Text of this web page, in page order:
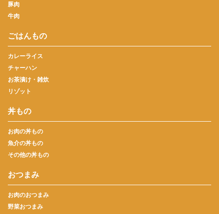
豚肉
牛肉
ごはんもの
カレーライス
チャーハン
お茶漬け・雑炊
リゾット
丼もの
お肉の丼もの
魚介の丼もの
その他の丼もの
おつまみ
お肉のおつまみ
野菜おつまみ